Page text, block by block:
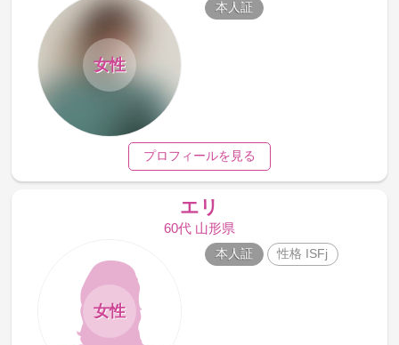
女性
本人証
プロフィールを見る
エリ
60代 山形県
女性
本人証 性格 ISFj